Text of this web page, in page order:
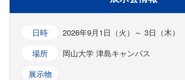
日時
2026年9月1日（火）～ 3日（木）
場所
岡山大学 津島キャンパス
展示物